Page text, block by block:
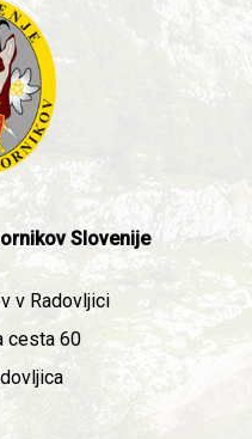
Slovenije
v Radovljici
60